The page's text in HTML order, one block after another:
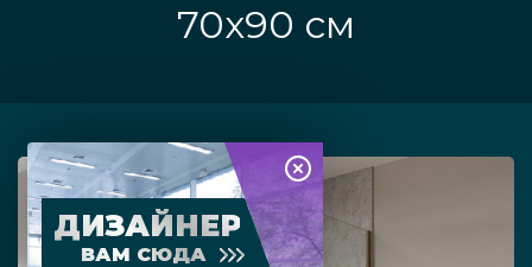
70х90 см
ДИЗАЙНЕР
ВАМ СЮДА